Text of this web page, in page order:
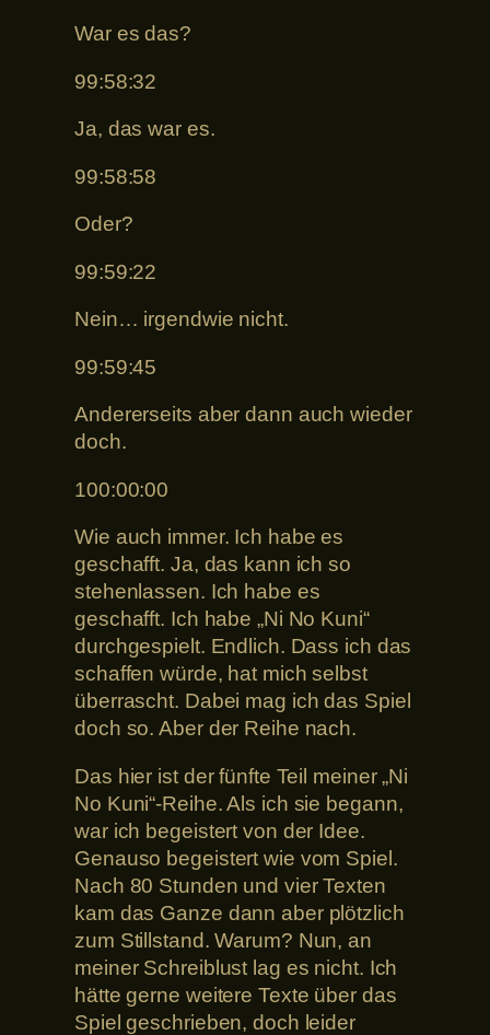
War es das?
99:58:32
Ja, das war es.
99:58:58
Oder?
99:59:22
Nein… irgendwie nicht.
99:59:45
Andererseits aber dann auch wieder
doch.
100:00:00
Wie auch immer. Ich habe es
geschafft. Ja, das kann ich so
stehenlassen. Ich habe es
geschafft. Ich habe „Ni No Kuni“
durchgespielt. Endlich. Dass ich das
schaffen würde, hat mich selbst
überrascht. Dabei mag ich das Spiel
doch so. Aber der Reihe nach.
Das hier ist der fünfte Teil meiner „Ni
No Kuni“-Reihe. Als ich sie begann,
war ich begeistert von der Idee.
Genauso begeistert wie vom Spiel.
Nach 80 Stunden und vier Texten
kam das Ganze dann aber plötzlich
zum Stillstand. Warum? Nun, an
meiner Schreiblust lag es nicht. Ich
hätte gerne weitere Texte über das
Spiel geschrieben, doch leider